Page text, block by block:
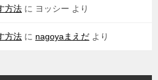
方法 に ヨッシー より
方法 に nagoyaまえだ より